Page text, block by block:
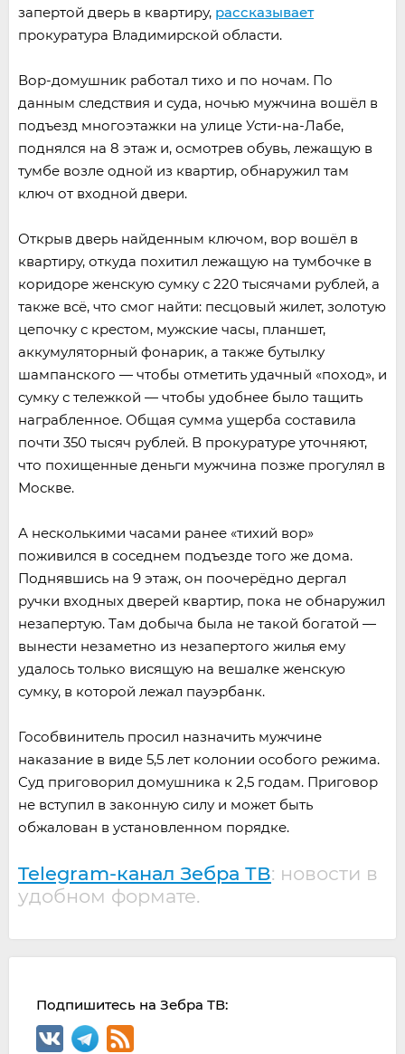
запертой дверь в квартиру, рассказывает
прокуратура Владимирской области.
Вор-домушник работал тихо и по ночам. По
данным следствия и суда, ночью мужчина вошёл в
подъезд многоэтажки на улице Усти-на-Лабе,
поднялся на 8 этаж и, осмотрев обувь, лежащую в
тумбе возле одной из квартир, обнаружил там
ключ от входной двери.
Открыв дверь найденным ключом, вор вошёл в
квартиру, откуда похитил лежащую на тумбочке в
коридоре женскую сумку с 220 тысячами рублей, а
также всё, что смог найти: песцовый жилет, золотую
цепочку с крестом, мужские часы, планшет,
аккумуляторный фонарик, а также бутылку
шампанского — чтобы отметить удачный «поход», и
сумку с тележкой — чтобы удобнее было тащить
награбленное. Общая сумма ущерба составила
почти 350 тысяч рублей. В прокуратуре уточняют,
что похищенные деньги мужчина позже прогулял в
Москве.
А несколькими часами ранее «тихий вор»
поживился в соседнем подъезде того же дома.
Поднявшись на 9 этаж, он поочерёдно дергал
ручки входных дверей квартир, пока не обнаружил
незапертую. Там добыча была не такой богатой —
вынести незаметно из незапертого жилья ему
удалось только висящую на вешалке женскую
сумку, в которой лежал пауэрбанк.
Гособвинитель просил назначить мужчине
наказание в виде 5,5 лет колонии особого режима.
Суд приговорил домушника к 2,5 годам. Приговор
не вступил в законную силу и может быть
обжалован в установленном порядке.
Telegram-канал Зебра ТВ: новости в
удобном формате.
Подпишитесь на Зебра ТВ: